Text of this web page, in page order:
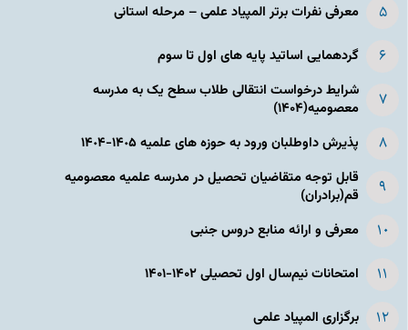
معرفی نفرات برتر المپیاد علمی – مرحله استانی
گردهمایی اساتید پایه های اول تا سوم
شرایط درخواست انتقالی طلاب سطح یک به مدرسه
معصومیه(۱۴۰۴)
پذیرش داوطلبان ورود به حوزه های علمیه ١۴٠۵-١۴٠۴
قابل توجه متقاضیان تحصیل در مدرسه علمیه معصومیه
قم(برادران)
معرفی و ارائه منابع دروس جنبی
امتحانات نیم‌سال اول تحصیلی ۱۴۰۲-۱۴۰۱
برگزاری المپیاد علمی